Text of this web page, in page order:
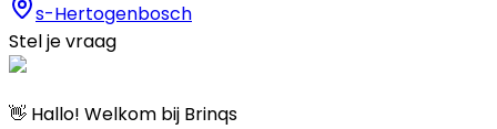
s-Hertogenbosch
Stel je vraag
👋 Hallo! Welkom bij Brinqs